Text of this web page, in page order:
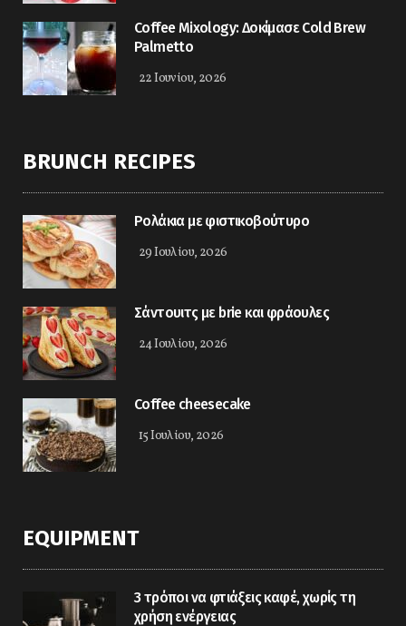
Coffee Mixology: Δοκίμασε Cold Brew
Palmetto
22 Ιουνίου, 2026
BRUNCH RECIPES
Ρολάκια με φιστικοβούτυρο
29 Ιουλίου, 2026
Σάντουιτς με brie και φράουλες
24 Ιουλίου, 2026
Coffee cheesecake
15 Ιουλίου, 2026
EQUIPMENT
3 τρόποι να φτιάξεις καφέ, χωρίς τη
χρήση ενέργειας